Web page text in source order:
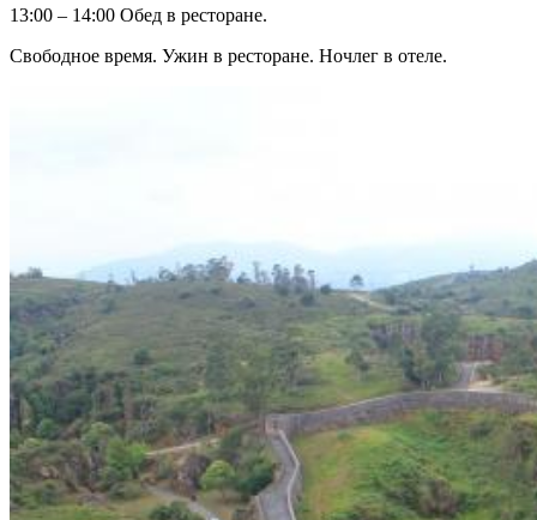
13:00 – 14:00 Обед в ресторане.
Свободное время. Ужин в ресторане. Ночлег в отеле.